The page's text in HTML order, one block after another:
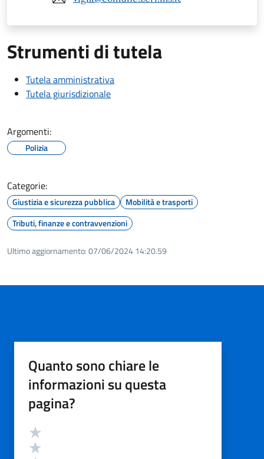
Strumenti di tutela
Tutela amministrativa
Tutela giurisdizionale
Argomenti:
Polizia
Categorie:
Giustizia e sicurezza pubblica
Mobilità e trasporti
Tributi, finanze e contravvenzioni
Ultimo aggiornamento:07/06/2024 14:20.59
Quanto sono chiare le
informazioni su questa
pagina?
Valutazione